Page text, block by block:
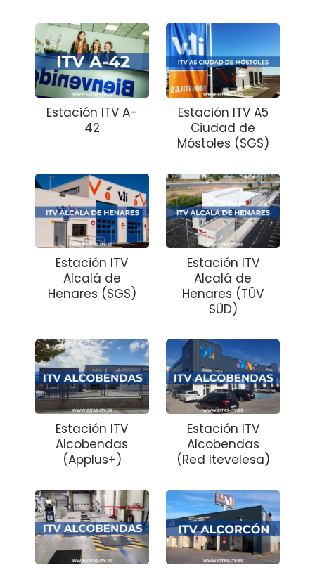
Estación ITV A-
42
Estación ITV A5
Ciudad de
Móstoles (SGS)
Estación ITV
Alcalá de
Henares (SGS)
Estación ITV
Alcalá de
Henares (TÜV
SÜD)
Estación ITV
Alcobendas
(Applus+)
Estación ITV
Alcobendas
(Red Itevelesa)